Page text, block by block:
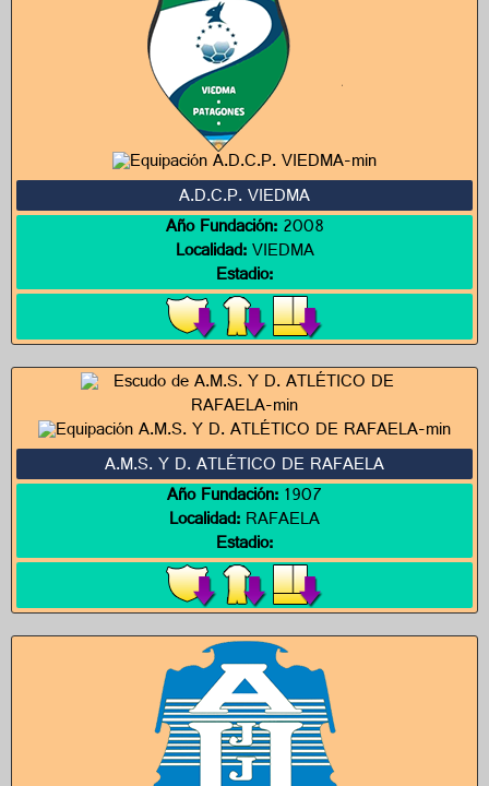
A.D.C.P. VIEDMA
Año Fundación:2008
Localidad:VIEDMA
Estadio:
A.M.S. Y D. ATLÉTICO DE RAFAELA
Año Fundación:1907
Localidad:RAFAELA
Estadio: